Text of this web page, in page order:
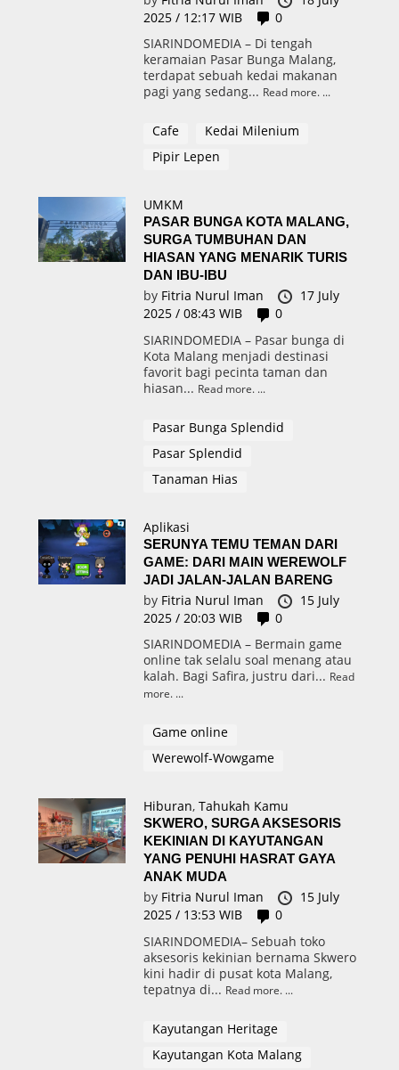
2025 / 12:17 WIB
0
SIARINDOMEDIA – Di tengah
keramaian Pasar Bunga Malang,
terdapat sebuah kedai makanan
pagi yang sedang... Read more.
Cafe
Kedai Milenium
Pipir Lepen
UMKM
PASAR BUNGA KOTA MALANG,
SURGA TUMBUHAN DAN
HIASAN YANG MENARIK TURIS
DAN IBU-IBU
by Fitria Nurul Iman
17 July
2025 / 08:43 WIB
0
SIARINDOMEDIA – Pasar bunga di
Kota Malang menjadi destinasi
favorit bagi pecinta taman dan
hiasan... Read more.
Pasar Bunga Splendid
Pasar Splendid
Tanaman Hias
Aplikasi
SERUNYA TEMU TEMAN DARI
GAME: DARI MAIN WEREWOLF
JADI JALAN-JALAN BARENG
by Fitria Nurul Iman
15 July
2025 / 20:03 WIB
0
SIARINDOMEDIA – Bermain game
online tak selalu soal menang atau
kalah. Bagi Safira, justru dari... Read
more.
Game online
Werewolf-Wowgame
Hiburan, Tahukah Kamu
SKWERO, SURGA AKSESORIS
KEKINIAN DI KAYUTANGAN
YANG PENUHI HASRAT GAYA
ANAK MUDA
by Fitria Nurul Iman
15 July
2025 / 13:53 WIB
0
SIARINDOMEDIA– Sebuah toko
aksesoris kekinian bernama Skwero
kini hadir di pusat kota Malang,
tepatnya di... Read more.
Kayutangan Heritage
Kayutangan Kota Malang